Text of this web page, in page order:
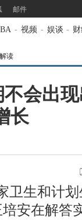
邮件
- 视频 - 娱谈 -
读
会出
长
生和计划
安在解答